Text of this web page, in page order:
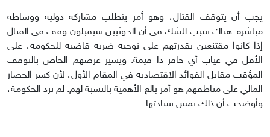
يجب أن يتوقف القتال، وهو أمر يتطلب مشاركة دولية ووساطة
مباشرة. هناك سبب للشك في أن الحوثيين سيقبلون وقف في القتال
إذا كانوا مقتنعين بقدرتهم على توجيه ضربة قاضية للحكومة، على
الأقل في غياب أي حافز ذا قيمة. ويشير عرضهم الخاص بالتوقف
المؤقت مقابل الفوائد الاقتصادية في المقام الأول، لأن كسر الحصار
المالي على مناطقهم هو أمر بالغ الأهمية بالنسبة لهم. لم ترد الحكومة،
وأوضحت أن ذلك يمس سيادتها.